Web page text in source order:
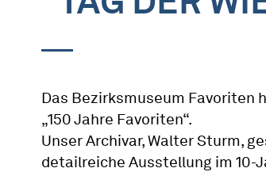
Das Bezirksmuseum Favoriten
„150 Jahre Favoriten“.
Unser Archivar, Walter Sturm,
detailreiche Ausstellung im 10-